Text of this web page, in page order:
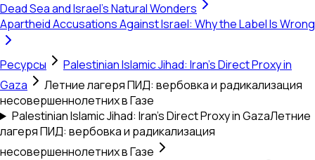
Dead Sea and Israel's Natural Wonders
Apartheid Accusations Against Israel: Why the Label Is Wrong
Ресурсы
Palestinian Islamic Jihad: Iran's Direct Proxy in
Gaza
Летние лагеря ПИД: вербовка и радикализация
несовершеннолетних в Газе
Palestinian Islamic Jihad: Iran's Direct Proxy in GazaЛетние
лагеря ПИД: вербовка и радикализация
несовершеннолетних в Газе